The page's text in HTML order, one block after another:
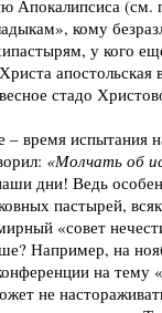
Апокалипсиса (см.
кому
у кого
апостольская
стадо
испытания на
«Молчать об
дни! Ведь
пастырей,
Например, на
на тему
не